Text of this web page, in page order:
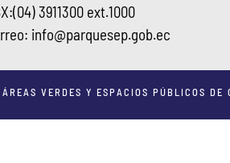
(04) 3911300 ext.1000
info@parquesep.gob.ec
VERDES Y ESPACIOS PÚBLICOS DE